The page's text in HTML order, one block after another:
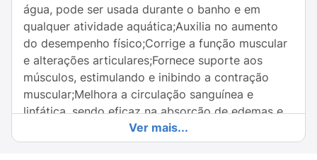
água, pode ser usada durante o banho e em
qualquer atividade aquática;Auxilia no aumento
do desempenho físico;Corrige a função muscular
e alterações articulares;Fornece suporte aos
músculos, estimulando e inibindo a contração
muscular;Melhora a circulação sanguínea e
linfática, sendo eficaz na absorção de edemas e
hematomas;Guia para recortes.Durabilidade na
pele, de 3 a 4 dias.
Ver mais...